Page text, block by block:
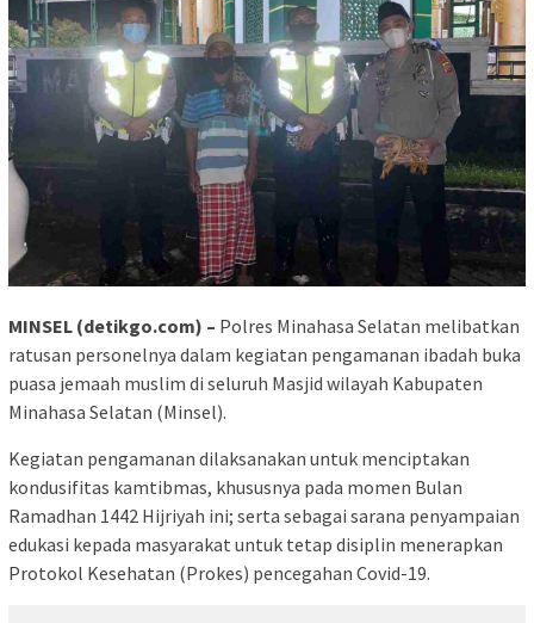
MINSEL (detikgo.com) – Polres Minahasa Selatan melibatkan
ratusan personelnya dalam kegiatan pengamanan ibadah buka
puasa jemaah muslim di seluruh Masjid wilayah Kabupaten
Minahasa Selatan (Minsel).
Kegiatan pengamanan dilaksanakan untuk menciptakan
kondusifitas kamtibmas, khususnya pada momen Bulan
Ramadhan 1442 Hijriyah ini; serta sebagai sarana penyampaian
edukasi kepada masyarakat untuk tetap disiplin menerapkan
Protokol Kesehatan (Prokes) pencegahan Covid-19.